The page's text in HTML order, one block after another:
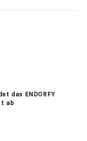
das ENDORFY
ab